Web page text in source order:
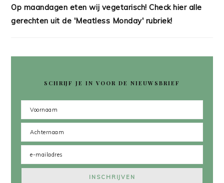
Op maandagen eten wij vegetarisch! Check hier alle
gerechten uit de 'Meatless Monday' rubriek!
SCHRIJF JE IN VOOR DE NIEUWSBRIEF